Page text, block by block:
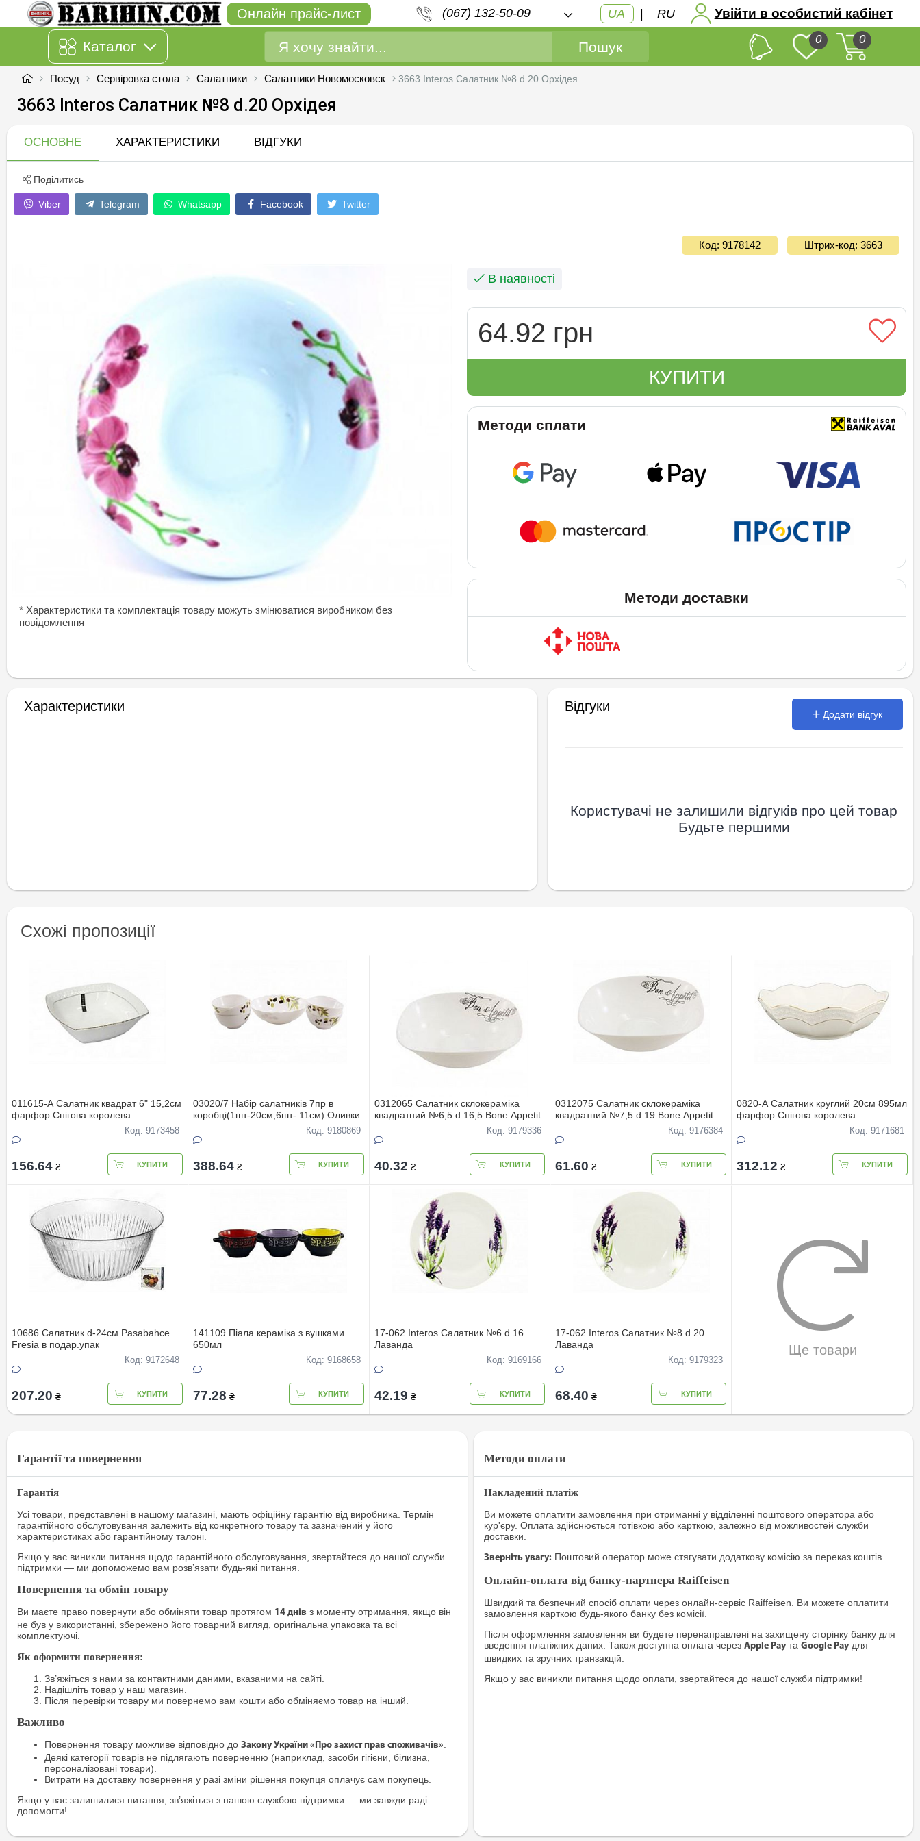
Онлайн прайс-лист (067) 132-50-09 UA | RU Увійти в особистий кабінет
Каталог Пошук 0 0
Посуд Сервіровка стола Салатники Салатники Новомосковск 3663 Interos Салатник №8 d.20 Орхiдея
3663 Interos Салатник №8 d.20 Орхiдея
ОСНОВНЕ ХАРАКТЕРИСТИКИ ВІДГУКИ
Поділитись
Viber Telegram Whatsapp Facebook Twitter
* Характеристики та комплектація товару можуть змінюватися виробником без
повідомлення
Код: 9178142 Штрих-код: 3663
В наявності
64.92 грн
КУПИТИ
Методи сплати
Методи доставки
Характеристики Відгуки
Додати відгук
Користувачі не залишили відгуків про цей товар
Будьте першими
Схожі пропозиції
011615-А Салатник квадрат 6" 15,2см
фарфор Снігова королева
Код: 9173458
156.64 ₴ КУПИТИ
03020/7 Набір салатників 7пр в
коробці(1шт-20см,6шт- 11см) Оливки
Код: 9180869
388.64 ₴ КУПИТИ
0312065 Салатник склокерамiка
квадратний №6,5 d.16,5 Bone Appetit
Код: 9179336
40.32 ₴ КУПИТИ
0312075 Салатник склокерамiка
квадратний №7,5 d.19 Bone Appetit
Код: 9176384
61.60 ₴ КУПИТИ
0820-А Салатник круглий 20см 895мл
фарфор Снігова королева
Код: 9171681
312.12 ₴ КУПИТИ
10686 Салатник d-24см Pasabahce
Fresia в подар.упак
Код: 9172648
207.20 ₴ КУПИТИ
141109 Пiала кераміка з вушками
650мл
Код: 9168658
77.28 ₴ КУПИТИ
17-062 Interos Салатник №6 d.16
Лаванда
Код: 9169166
42.19 ₴ КУПИТИ
17-062 Interos Салатник №8 d.20
Лаванда
Код: 9179323
68.40 ₴ КУПИТИ
Ще товари
Гарантії та повернення
Гарантія
Усі товари, представлені в нашому магазині, мають офіційну гарантію від виробника. Термін
гарантійного обслуговування залежить від конкретного товару та зазначений у його
характеристиках або гарантійному талоні.
Якщо у вас виникли питання щодо гарантійного обслуговування, звертайтеся до нашої служби
підтримки — ми допоможемо вам розв’язати будь-які питання.
Повернення та обмін товару
Ви маєте право повернути або обміняти товар протягом 14 днів з моменту отримання, якщо він
не був у використанні, збережено його товарний вигляд, оригінальна упаковка та всі
комплектуючі.
Як оформити повернення:
Зв’яжіться з нами за контактними даними, вказаними на сайті.
Надішліть товар у наш магазин.
Після перевірки товару ми повернемо вам кошти або обміняємо товар на інший.
Важливо
Повернення товару можливе відповідно до Закону України «Про захист прав споживачів»
Деякі категорії товарів не підлягають поверненню (наприклад, засоби гігієни, білизна,
персоналізовані товари).
Витрати на доставку повернення у разі зміни рішення покупця оплачує сам покупець.
Якщо у вас залишилися питання, зв’яжіться з нашою службою підтримки — ми завжди раді
допомогти!
Методи оплати
Накладений платіж
Ви можете оплатити замовлення при отриманні у відділенні поштового оператора або
кур'єру. Оплата здійснюється готівкою або карткою, залежно від можливостей служби
доставки.
Зверніть увагу: Поштовий оператор може стягувати додаткову комісію за переказ коштів.
Онлайн-оплата від банку-партнера Raiffeisen
Швидкий та безпечний спосіб оплати через онлайн-сервіс Raiffeisen. Ви можете оплатити
замовлення карткою будь-якого банку без комісії.
Після оформлення замовлення ви будете перенаправлені на захищену сторінку банку для
введення платіжних даних. Також доступна оплата черезApple Pay таGoogle Pay для
швидких та зручних транзакцій.
Якщо у вас виникли питання щодо оплати, звертайтеся до нашої служби підтримки!